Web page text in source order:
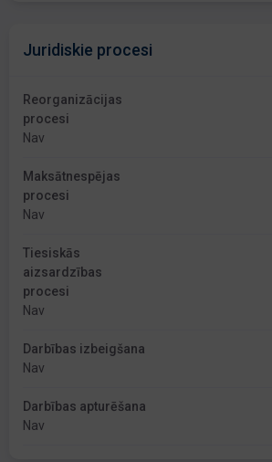
Juridiskie procesi
Reorganizācijas
procesi
Nav
Maksātnespējas
procesi
Nav
Tiesiskās
aizsardzības
procesi
Nav
Darbības izbeigšana
Nav
Darbības apturēšana
Nav